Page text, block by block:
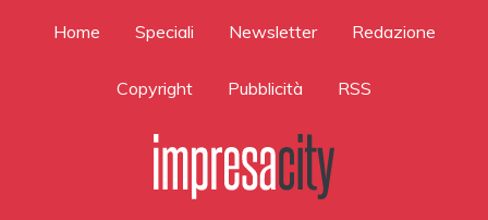
Home Speciali Newsletter Redazione
Copyright Pubblicità RSS